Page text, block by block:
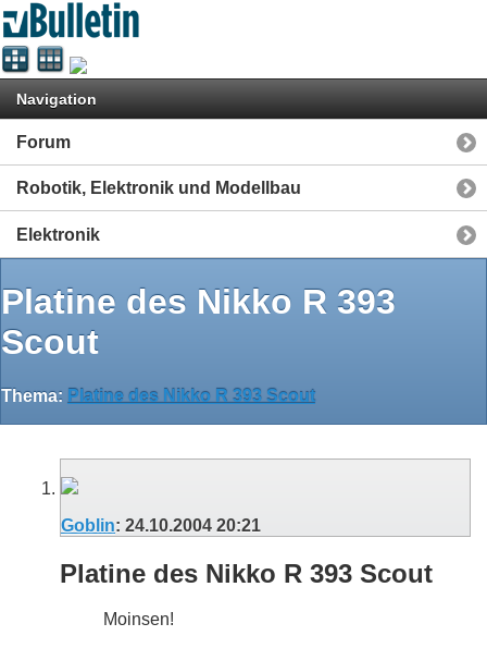
Navigation
Forum
Robotik, Elektronik und Modellbau
Elektronik
Platine des Nikko R 393
Scout
Thema: Platine des Nikko R 393 Scout
Goblin: 24.10.2004 20:21
Platine des Nikko R 393 Scout
Moinsen!